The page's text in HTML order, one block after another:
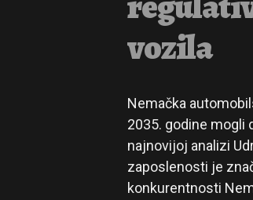
vozila
Nemačka
2035. godine mogli
najnovijoj analizi
zaposlenosti je
konkurentnosti